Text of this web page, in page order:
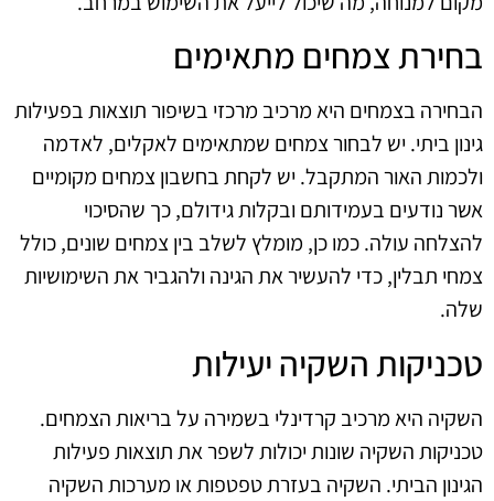
בחירת צמחים מתאימים
הבחירה בצמחים היא מרכיב מרכזי בשיפור תוצאות בפעילות
גינון ביתי. יש לבחור צמחים שמתאימים לאקלים, לאדמה
ולכמות האור המתקבל. יש לקחת בחשבון צמחים מקומיים
אשר נודעים בעמידותם ובקלות גידולם, כך שהסיכוי
להצלחה עולה. כמו כן, מומלץ לשלב בין צמחים שונים, כולל
צמחי תבלין, כדי להעשיר את הגינה ולהגביר את השימושיות
שלה.
טכניקות השקיה יעילות
השקיה היא מרכיב קרדינלי בשמירה על בריאות הצמחים.
טכניקות השקיה שונות יכולות לשפר את תוצאות פעילות
הגינון הביתי. השקיה בעזרת טפטפות או מערכות השקיה